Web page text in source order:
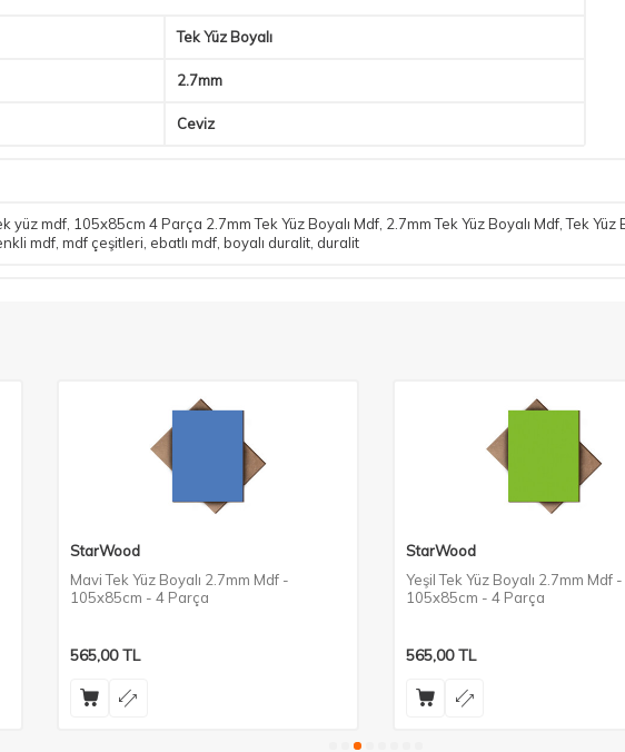
Tek Yüz Boyalı
2.7mm
Ceviz
yüz mdf 105x85cm 4 Parça 2.7mm Tek Yüz Boyalı Mdf 2.7mm Tek Yüz Boyalı Mdf ,Tek Yüz
mdf mdf çeşitleri ebatlı mdf boyalı duralit duralit
StarWood
Mavi Tek Yüz Boyalı 2.7mm Mdf -
105x85cm - 4 Parça
565,00TL
StarWood
Yeşil Tek Yüz Boyalı 2.7mm Mdf -
105x85cm - 4 Parça
565,00TL